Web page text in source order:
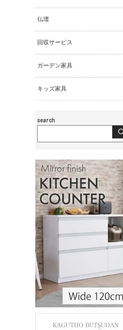
仏壇
回収サービス
ガーデン家具
キッズ家具